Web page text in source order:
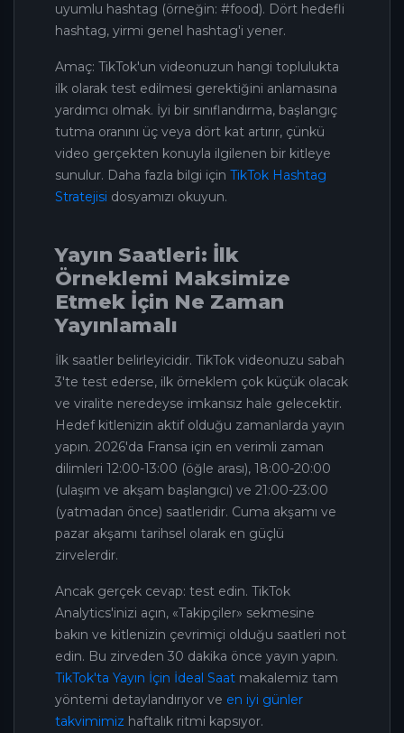
uyumlu hashtag (örneğin: #food). Dört hedefli
hashtag, yirmi genel hashtag'i yener.
Amaç: TikTok'un videonuzun hangi toplulukta
ilk olarak test edilmesi gerektiğini anlamasına
yardımcı olmak. İyi bir sınıflandırma, başlangıç
tutma oranını üç veya dört kat artırır, çünkü
video gerçekten konuyla ilgilenen bir kitleye
sunulur. Daha fazla bilgi için TikTok Hashtag
Stratejisi dosyamızı okuyun.
Yayın Saatleri: İlk
Örneklemi Maksimize
Etmek İçin Ne Zaman
Yayınlamalı
İlk saatler belirleyicidir. TikTok videonuzu sabah
3'te test ederse, ilk örneklem çok küçük olacak
ve viralite neredeyse imkansız hale gelecektir.
Hedef kitlenizin aktif olduğu zamanlarda yayın
yapın. 2026'da Fransa için en verimli zaman
dilimleri 12:00-13:00 (öğle arası), 18:00-20:00
(ulaşım ve akşam başlangıcı) ve 21:00-23:00
(yatmadan önce) saatleridir. Cuma akşamı ve
pazar akşamı tarihsel olarak en güçlü
zirvelerdir.
Ancak gerçek cevap: test edin. TikTok
Analytics'inizi açın, «Takipçiler» sekmesine
bakın ve kitlenizin çevrimiçi olduğu saatleri not
edin. Bu zirveden 30 dakika önce yayın yapın.
TikTok'ta Yayın İçin İdeal Saat makalemiz tam
yöntemi detaylandırıyor ve en iyi günler
takvimimiz haftalık ritmi kapsıyor.